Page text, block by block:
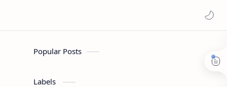
Popular Posts
Labels